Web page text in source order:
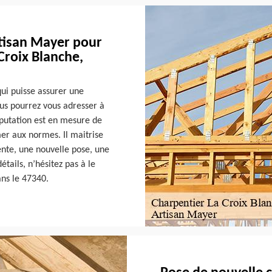
Mayer pour
Blanche,
puisse assurer une
pourrez vous adresser à
est en mesure de
aux normes. Il maitrise
une nouvelle pose, une
n’hésitez pas à le
le 47340.